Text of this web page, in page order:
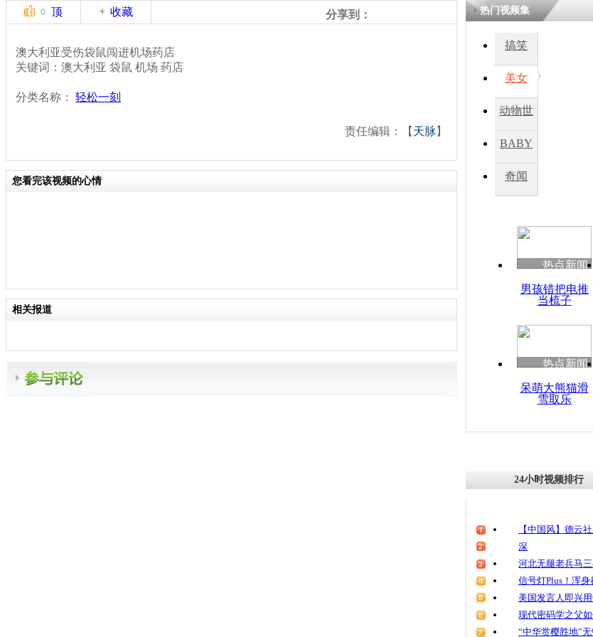
0 顶 收藏 分享到：
澳大利亚受伤袋鼠闯进机场药店
关键词：澳大利亚 袋鼠 机场 药店
分类名称： 轻松一刻
责任编辑：【 天脉 】
您看完该视频的心情
相关报道
热门视频集
搞笑
美女
动物世
BABY
秀
奇闻
热点新闻
男孩错把电推
当梳子
热点新闻
呆萌大熊猫滑
雪取乐
24小时视频排行
【中国风】德云
深
河北无腿老兵马
信号灯Plus！浑身
美国发言人即兴
现代密码学之父
“中华赏樱胜地”